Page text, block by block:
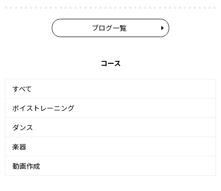
ブログ一覧
コース
すべて
ボイストレーニング
ダンス
楽器
動画作成